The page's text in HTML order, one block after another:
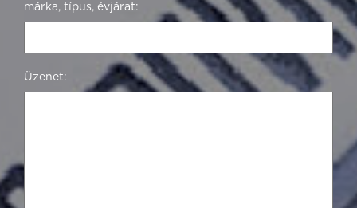
márka, típus, évjárat:
Üzenet: